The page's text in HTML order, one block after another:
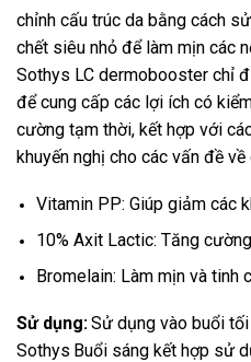
chỉnh cấu trúc da bằng cách
chết siêu nhỏ để làm mịn các
Sothys LC dermobooster chỉ
để cung cấp các lợi ích có
cường tạm thời, kết hợp với
khuyến nghị cho các vấn đề về
Vitamin PP: Giúp giảm các
10% Axit Lactic: Tăng
Bromelain: Làm mịn và tinh
Sử dụng:Sử dụng vào buổi tối
Sothys Buổi sáng kết hợp sử